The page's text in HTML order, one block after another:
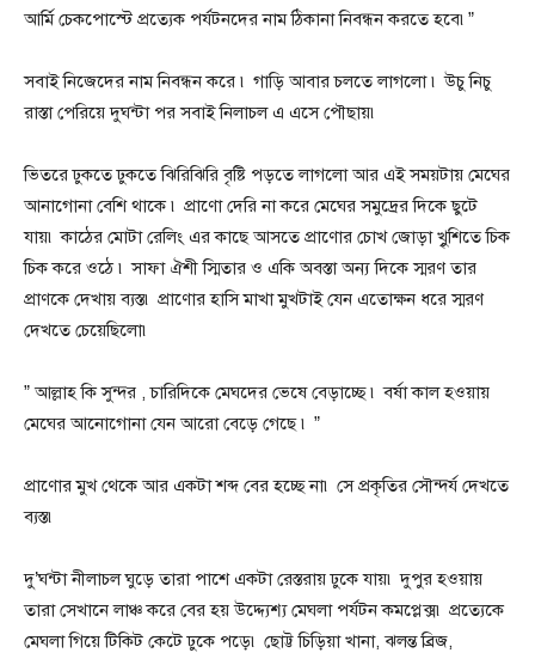
আর্মি চেকপোস্টে প্রত্যেক পর্যটনদের নাম ঠিকানা নিবন্ধন করতে হবে৷”
সবাই নিজেদের নাম নিবন্ধন করে ৷ গাড়ি আবার চলতে লাগলো ৷ উচু নিচু
রাস্তা পেরিয়ে দুঘন্টা পর সবাই নিলাচল এ এসে পৌছায়৷
ভিতরে ঢুকতে ঢুকতে ঝিরিঝিরি বৃষ্টি পড়তে লাগলো আর এই সময়টায় মেঘের
আনাগোনা বেশি থাকে ৷ প্রাণো দেরি না করে মেঘের সমুদ্রের দিকে ছুটে
যায়৷ কাঠের মোটা রেলিং এর কাছে আসতে প্রাণোর চোখ জোড়া খুৃশিতে চিক
চিক করে ওঠে ৷ সাফা ঐশী স্মিতার ও একি অবস্তা অন্য দিকে স্মরণ তার
প্রাণকে দেখায় ব্যস্ত৷ প্রাণোর হাসি মাখা মুখটাই যেন এতোক্ষন ধরে স্মরণ
দেখতে চেয়েছিলো৷
” আল্লাহ কি সুন্দর , চারিদিকে মেঘদের ভেষে বেড়াচ্ছে ৷ বর্ষা কাল হওয়ায়
মেঘের আনোগোনা যেন আরো বেড়ে গেছে ৷ ”
প্রাণোর মুখ থেকে আর একটা শব্দ বের হচ্ছে না৷ সে প্রকৃতির সৌন্দর্য দেখতে
ব্যস্ত৷
দু’ঘন্টা নীলাচল ঘুড়ে তারা পাশে একটা রেস্তরায় ঢুকে যায়৷ দুপুর হওয়ায়
তারা সেখানে লাঞ্চ করে বের হয় উদ্দ্যেশ্য মেঘলা পর্যটন কমপ্লেক্স৷ প্রত্যেকে
মেঘলা গিয়ে টিকিট কেটে ঢুকে পড়ে৷ ছোট্ট চিড়িয়া খানা, ঝলন্ত ব্রিজ,